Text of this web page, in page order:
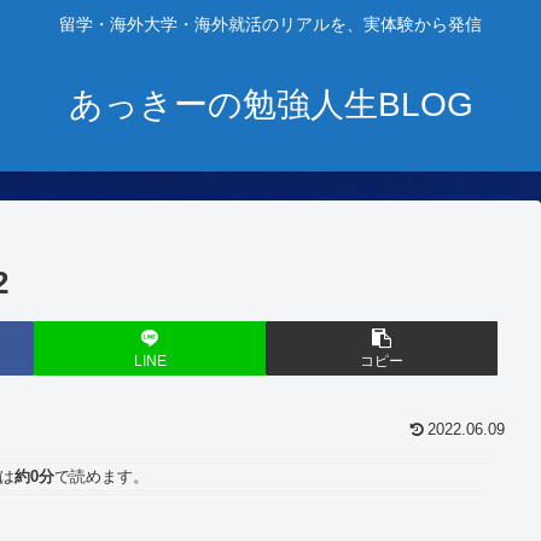
留学・海外大学・海外就活のリアルを、実体験から発信
あっきーの勉強人生BLOG
LINE コピー
2022.06.09
約0分で読めます。